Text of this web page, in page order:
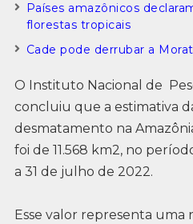
Países amazônicos
florestas tropicais
Cade pode derrubar a
O Instituto Nacional de
concluiu que a estimativa
desmatamento na
foi de 11.568 km2, no
a 31 de julho de 2022.
Esse valor representa uma